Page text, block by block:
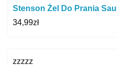
Stenson Żel Do Prania
34,99zł
zzzzz